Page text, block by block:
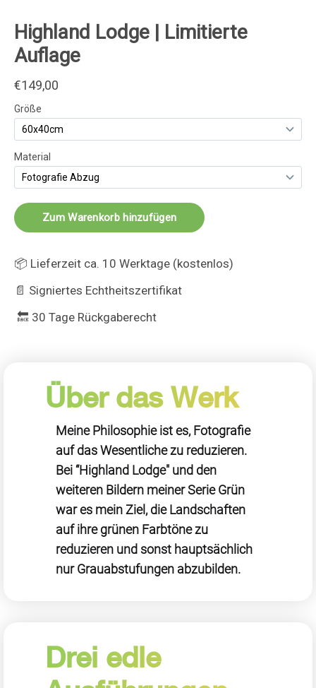
Über das Werk
Meine Philosophie ist es, Fotografie
auf das Wesentliche zu reduzieren.
Bei “Highland Lodge" und den
weiteren Bildern meiner Serie Grün
war es mein Ziel, die Landschaften
auf ihre grünen Farbtöne zu
reduzieren und sonst hauptsächlich
nur Grauabstufungen abzubilden.
Drei edle